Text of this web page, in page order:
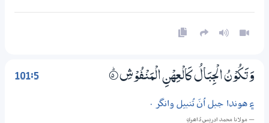
101:5 وَتَكُوْنُ الْجِبَالُ كَالْعِهْنِ الْمَنْفُوْشِ 5‏۝ۭ
۽ هوندا جبل اُنَ تُنبيل وانگر .
— مولانا محمد ادريس ڏاھري